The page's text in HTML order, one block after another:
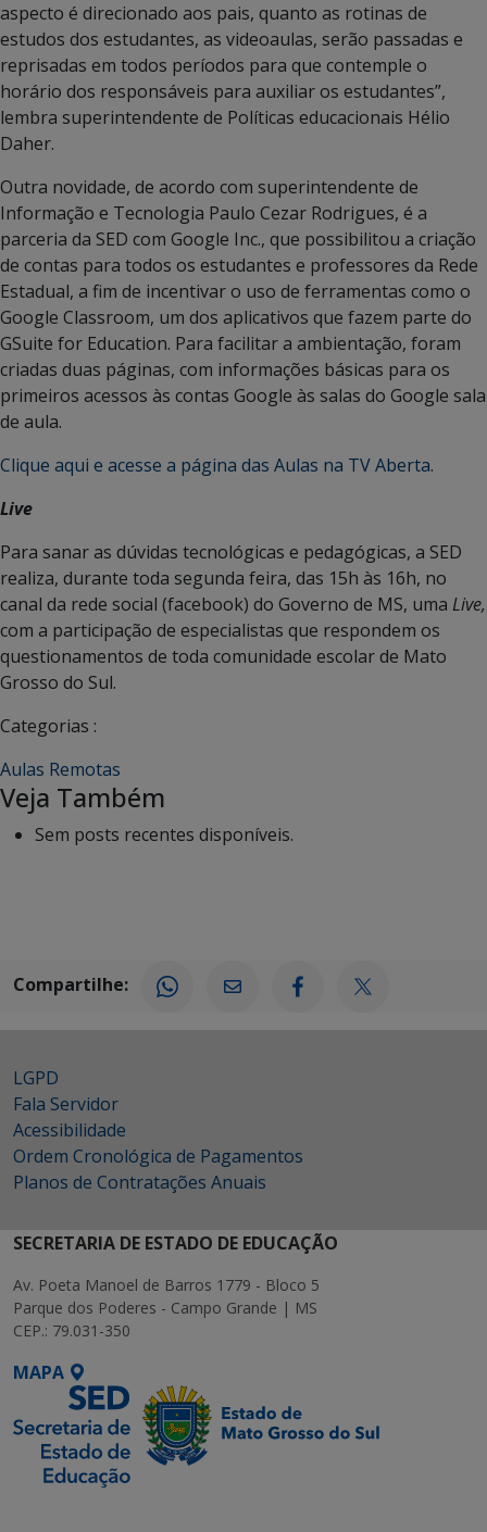
aspecto é direcionado aos pais, quanto as rotinas de
estudos dos estudantes, as videoaulas, serão passadas e
reprisadas em todos períodos para que contemple o
horário dos responsáveis para auxiliar os estudantes”,
lembra superintendente de Políticas educacionais Hélio
Daher.
Outra novidade, de acordo com superintendente de
Informação e Tecnologia Paulo Cezar Rodrigues, é a
parceria da SED com Google Inc., que possibilitou a criação
de contas para todos os estudantes e professores da Rede
Estadual, a fim de incentivar o uso de ferramentas como o
Google Classroom, um dos aplicativos que fazem parte do
GSuite for Education. Para facilitar a ambientação, foram
criadas duas páginas, com informações básicas para os
primeiros acessos às contas Google às salas do Google sala
de aula.
Clique aqui e acesse a página das Aulas na TV Aberta.
Live
Para sanar as dúvidas tecnológicas e pedagógicas, a SED
realiza, durante toda segunda feira, das 15h às 16h, no
canal da rede social (facebook) do Governo de MS, uma Live,
com a participação de especialistas que respondem os
questionamentos de toda comunidade escolar de Mato
Grosso do Sul.
Categorias :
Aulas Remotas
Veja Também
Sem posts recentes disponíveis.
Compartilhe:
LGPD
Fala Servidor
Acessibilidade
Ordem Cronológica de Pagamentos
Planos de Contratações Anuais
SECRETARIA DE ESTADO DE EDUCAÇÃO
Av. Poeta Manoel de Barros 1779 - Bloco 5
Parque dos Poderes - Campo Grande | MS
CEP.: 79.031-350
MAPA